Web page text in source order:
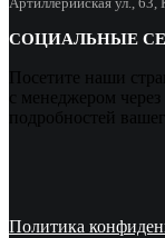
СОЦИАЛЬНЫЕ
Посетите наши
с менеджером
подробностей
Политика